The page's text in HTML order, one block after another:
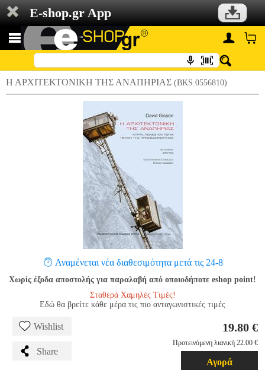
E-shop.gr App
Η ΑΡΧΙΤΕΚΤΟΝΙΚΗ ΤΗΣ ΑΝΑΠΗΡΙΑΣ (BKS.0556810)
Αναμένεται νέα διαθεσιμότητα μετά τις 24-8
Χωρίς έξοδα αποστολής για παραλαβή από οποιοδήποτε eshop point!
Σταθερά Χαμηλές Τιμές!
Εδώ θα βρείτε κάθε μέρα τις πιο ανταγωνιστικές τιμές
Wishlist
Share
19.80 €
Προτεινόμενη λιανική 22.00 €
Αγορά